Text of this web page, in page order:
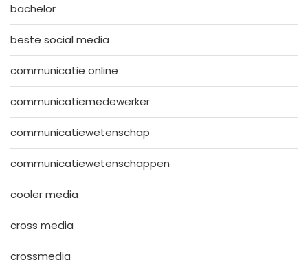
bachelor
beste social media
communicatie online
communicatiemedewerker
communicatiewetenschap
communicatiewetenschappen
cooler media
cross media
crossmedia